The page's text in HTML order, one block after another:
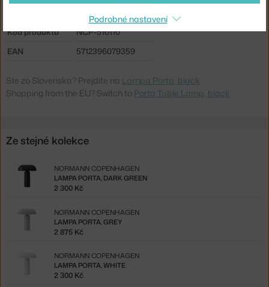
Kód produktu
NCP-510110
EAN
5712396079359
Ste zo Slovenska? Prejdite na Lampa Porta, black
Shopping from the EU? Switch to Porta Table Lamp, black
Ze stejné kolekce
LAMPA PORTA, DARK GREEN
NORMANN COPENHAGEN
2 300 Kč
LAMPA PORTA, GREY
NORMANN COPENHAGEN
2 875 Kč
LAMPA PORTA, WHITE
NORMANN COPENHAGEN
2 300 Kč
Podrobné nastavení